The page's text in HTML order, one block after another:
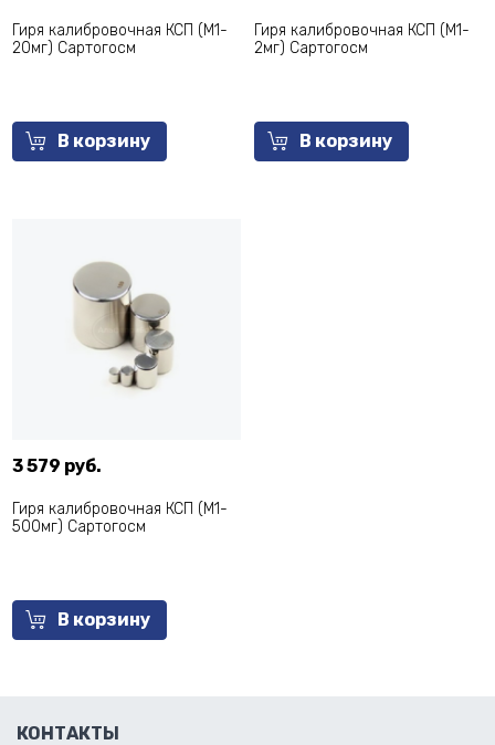
Гиря калибровочная КСП (M1-
20мг) Сартогосм
В корзину
Гиря калибровочная КСП (M1-
2мг) Сартогосм
В корзину
3 579 руб.
Гиря калибровочная КСП (M1-
500мг) Сартогосм
В корзину
КОНТАКТЫ